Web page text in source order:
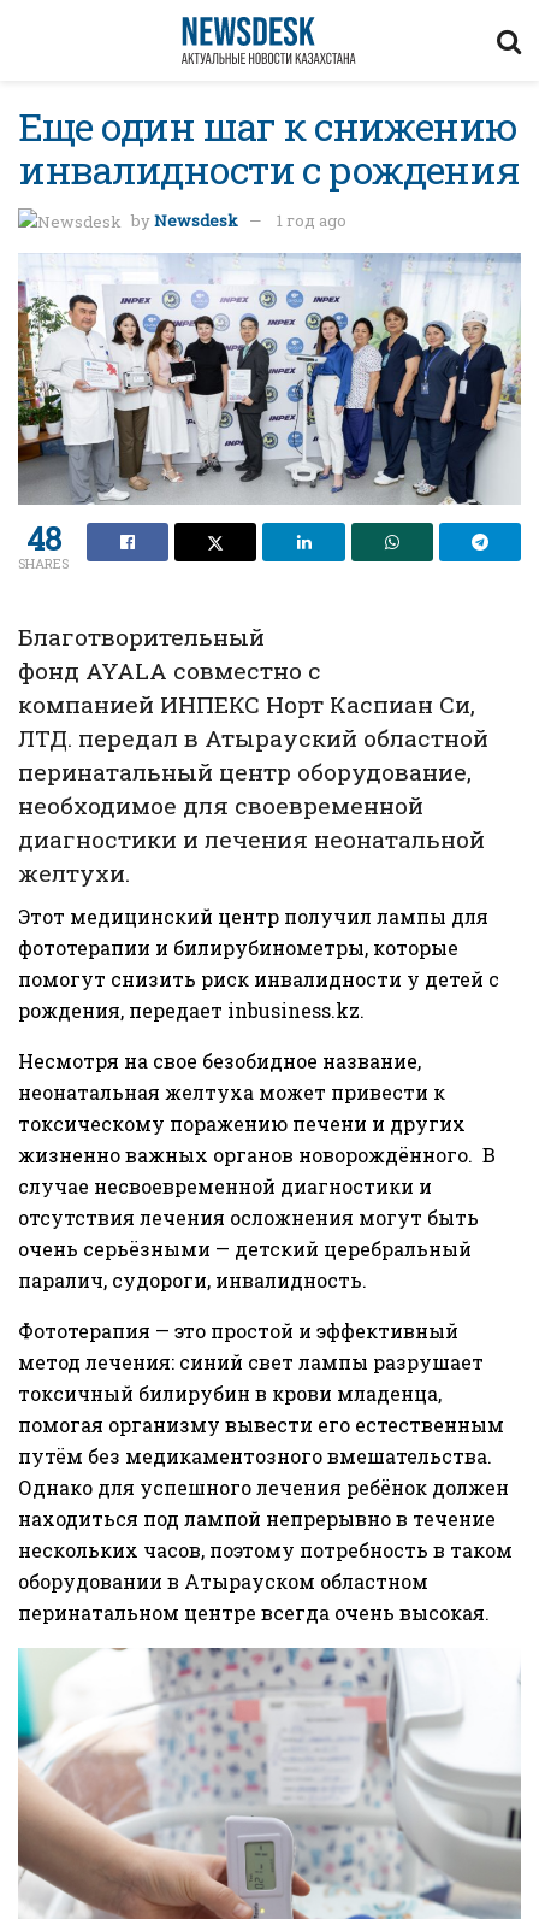
Еще один шаг к снижению
инвалидности с рождения
byNewsdesk 1 год ago
48
SHARES
Благотворительный
фонд AYALA совместно с
компанией ИНПЕКС Норт Каспиан Си,
ЛТД. передал в Атырауский областной
перинатальный центр оборудование,
необходимое для своевременной
диагностики и лечения неонатальной
желтухи.
Этот медицинский центр получил лампы для
фототерапии и билирубинометры, которые
помогут снизить риск инвалидности у детей с
рождения, передает inbusiness.kz.
Несмотря на свое безобидное название,
неонатальная желтуха может привести к
токсическому поражению печени и других
жизненно важных органов новорождённого. В
случае несвоевременной диагностики и
отсутствия лечения осложнения могут быть
очень серьёзными — детский церебральный
паралич, судороги, инвалидность.
Фототерапия — это простой и эффективный
метод лечения: синий свет лампы разрушает
токсичный билирубин в крови младенца,
помогая организму вывести его естественным
путём без медикаментозного вмешательства.
Однако для успешного лечения ребёнок должен
находиться под лампой непрерывно в течение
нескольких часов, поэтому потребность в таком
оборудовании в Атырауском областном
перинатальном центре всегда очень высокая.